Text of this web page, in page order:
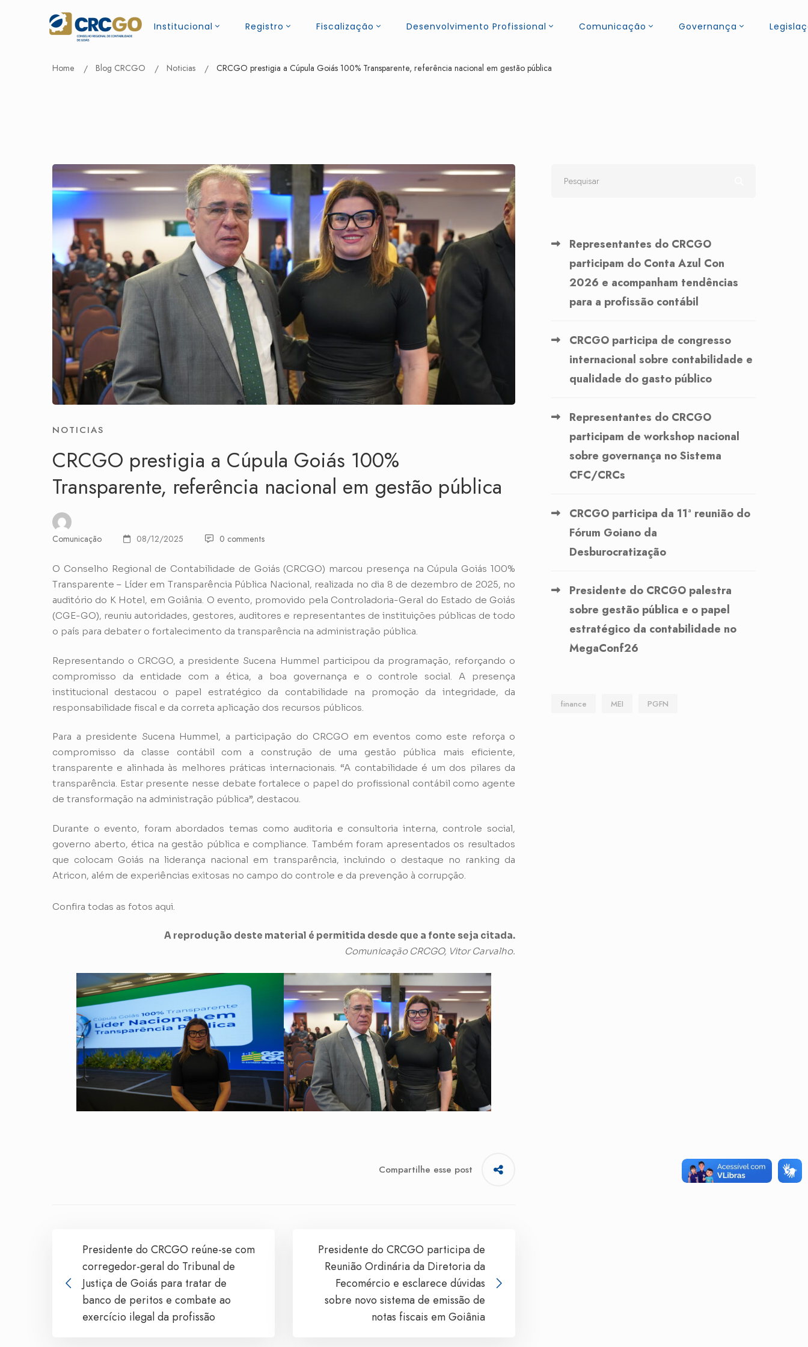
Institucional Registro Fiscalização Desenvolvimento Profissional Comunicação Governança
Home Blog CRCGO Noticias CRCGO prestigia a Cúpula Goiás 100% Transparente, referência nacional em gestão pública
NOTICIAS
CRCGO prestigia a Cúpula Goiás 100%
Transparente, referência nacional em gestão pública
Comunicação 08/12/2025 0 comments
O Conselho Regional de Contabilidade de Goiás (CRCGO) marcou presença na Cúpula Goiás 100%
Transparente – Líder em Transparência Pública Nacional, realizada no dia 8 de dezembro de 2025, no
auditório do K Hotel, em Goiânia. O evento, promovido pela Controladoria-Geral do Estado de Goiás
(CGE-GO), reuniu autoridades, gestores, auditores e representantes de instituições públicas de todo
o país para debater o fortalecimento da transparência na administração pública.
Representando o CRCGO, a presidente Sucena Hummel participou da programação, reforçando o
compromisso da entidade com a ética, a boa governança e o controle social. A presença
institucional destacou o papel estratégico da contabilidade na promoção da integridade, da
responsabilidade fiscal e da correta aplicação dos recursos públicos.
Para a presidente Sucena Hummel, a participação do CRCGO em eventos como este reforça o
compromisso da classe contábil com a construção de uma gestão pública mais eficiente,
transparente e alinhada às melhores práticas internacionais. “A contabilidade é um dos pilares da
transparência. Estar presente nesse debate fortalece o papel do profissional contábil como agente
de transformação na administração pública”, destacou.
Durante o evento, foram abordados temas como auditoria e consultoria interna, controle social,
governo aberto, ética na gestão pública e compliance. Também foram apresentados os resultados
que colocam Goiás na liderança nacional em transparência, incluindo o destaque no ranking da
Atricon, além de experiências exitosas no campo do controle e da prevenção à corrupção.
Confira todas as fotos aqui.
A reprodução deste material é permitida desde que a fonte seja citada.
Comunicação CRCGO, Vitor Carvalho.
Compartilhe esse post
Presidente do CRCGO reúne-se com
corregedor-geral do Tribunal de
Justiça de Goiás para tratar de
banco de peritos e combate ao
exercício ilegal da profissão
Presidente do CRCGO participa de
Reunião Ordinária da Diretoria da
Fecomércio e esclarece dúvidas
sobre novo sistema de emissão de
notas fiscais em Goiânia
Representantes do CRCGO
participam do Conta Azul Con
2026 e acompanham tendências
para a profissão contábil
CRCGO participa de congresso
internacional sobre contabilidade e
qualidade do gasto público
Representantes do CRCGO
participam de workshop nacional
sobre governança no Sistema
CFC/CRCs
CRCGO participa da 11ª reunião do
Fórum Goiano da
Desburocratização
Presidente do CRCGO palestra
sobre gestão pública e o papel
estratégico da contabilidade no
MegaConf26
finance MEI PGFN